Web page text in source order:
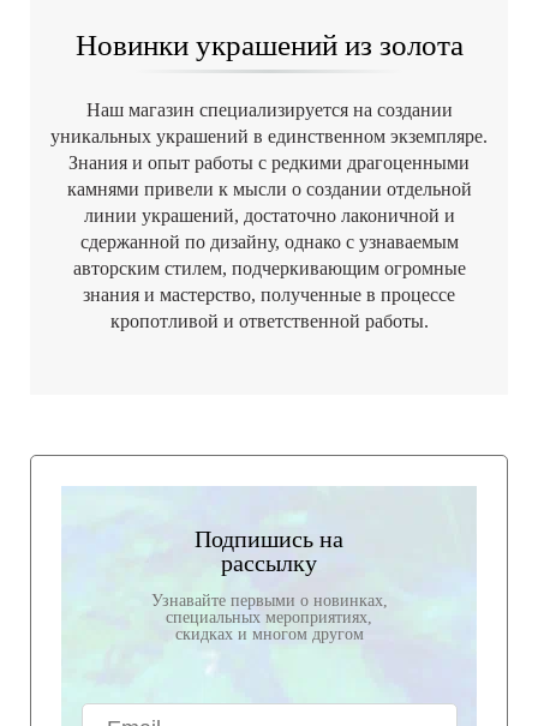
Новинки украшений из золота
Наш магазин специализируется на создании
уникальных украшений в единственном экземпляре.
Знания и опыт работы с редкими драгоценными
камнями привели к мысли о создании отдельной
линии украшений, достаточно лаконичной и
сдержанной по дизайну, однако с узнаваемым
авторским стилем, подчеркивающим огромные
знания и мастерство, полученные в процессе
кропотливой и ответственной работы.
Подпишись на
рассылку
Узнавайте первыми о новинках,
специальных мероприятиях,
скидках и многом другом